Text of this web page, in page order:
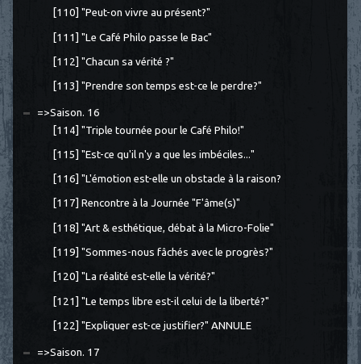
[110] "Peut-on vivre au présent?"
[111] "Le Café Philo passe le Bac"
[112] "Chacun sa vérité ?"
[113] "Prendre son temps est-ce le perdre?"
=>Saison. 16
[114] "Triple tournée pour le Café Philo!"
[115] "Est-ce qu'il n'y a que les imbéciles..."
[116] "L'émotion est-elle un obstacle à la raison?
[117] Rencontre à la Journée "F'âme(s)"
[118] "Art & esthétique, débat à la Micro-Folie"
[119] "Sommes-nous fâchés avec le progrès?"
[120] "La réalité est-elle la vérité?"
[121] "Le temps libre est-il celui de la liberté?"
[122] "Expliquer est-ce justifier?" ANNULE
=>Saison. 17